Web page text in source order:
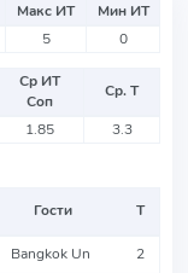
Макс ИТ
Мин ИТ
5 0
Ср ИТ
Соп
Ср. Т
1.85 3.3
Гости Т
Bangkok Un 2